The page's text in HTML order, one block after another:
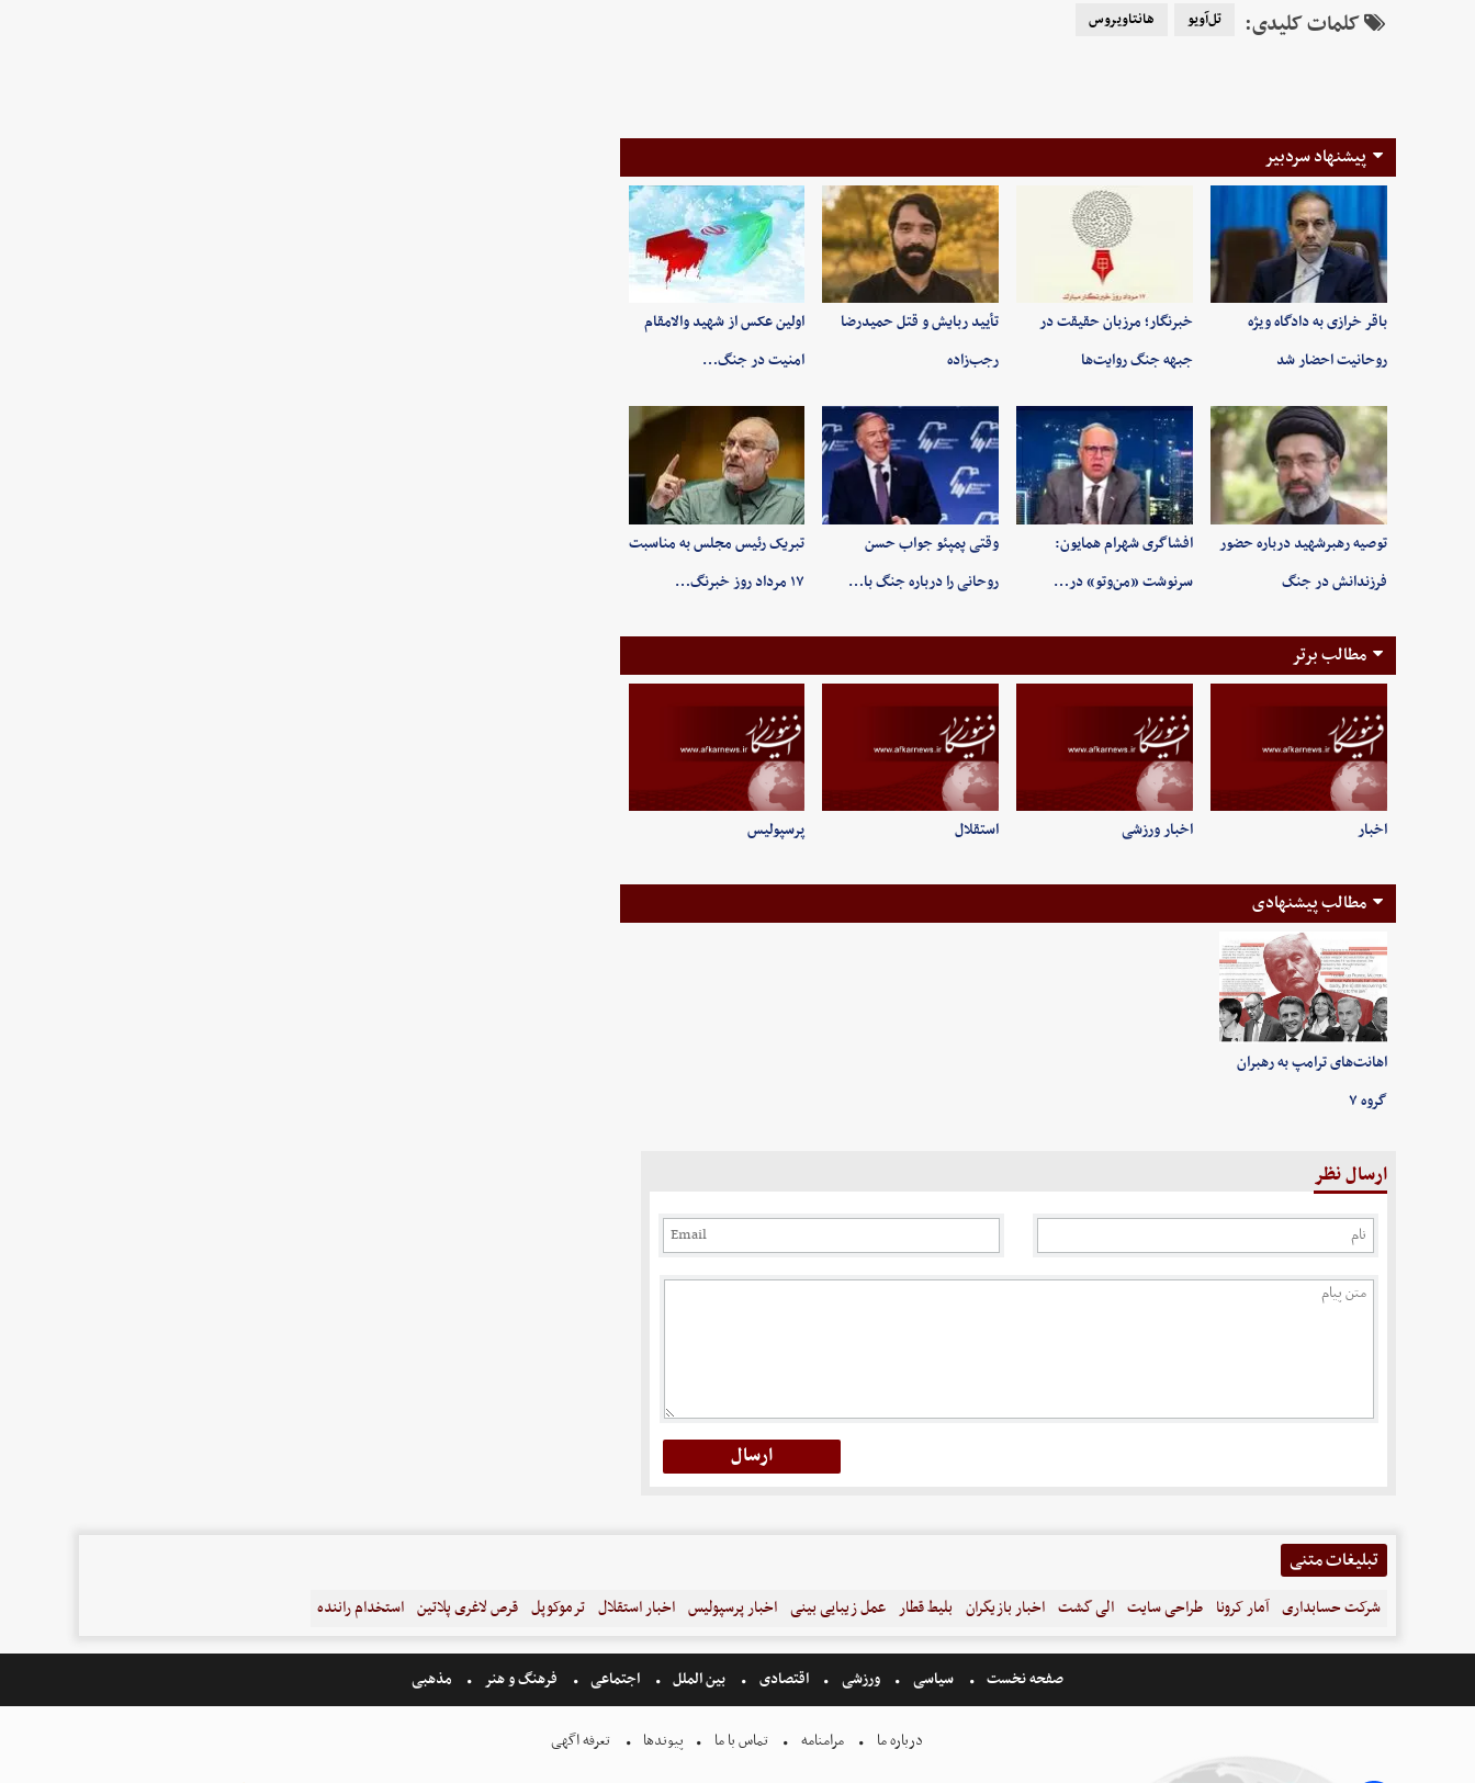
کلمات کلیدی: تل‌آویو هانتاویروس
پیشنهاد سردبیر
باقر خرازی به دادگاه ویژه
روحانیت احضار شد
خبرنگار؛ مرزبان حقیقت در
جبهه جنگ روایت‌ها
تأیید ربایش و قتل حمیدرضا
رجب‌زاده
اولین عکس از شهید والامقام
امنیت در جنگ…
توصیه رهبرشهید درباره حضور
فرزندانش در جنگ
افشاگری شهرام همایون:
سرنوشت «من‌وتو» در…
وقتی پمپئو جواب حسن
روحانی را درباره جنگ با…
تبریک رئیس مجلس به مناسبت
۱۷ مرداد روز خبرنگ…
مطالب برتر
اخبار اخبار ورزشی استقلال پرسپولیس
مطالب پیشنهادی
اهانت‌های ترامپ به رهبران
گروه ۷
ارسال نظر
تبلیغات متنی
شرکت حسابداری آمار کرونا طراحی سایت الی گشت اخبار بازیگران بلیط قطار عمل زیبایی بینی اخبار پرسپولیس اخبار استقلال ترموکوپل قرص لاغری پلاتین استخدام راننده
صفحه نخست سیاسی ورزشی اقتصادی بین الملل اجتماعی فرهنگ و هنر مذهبی
درباره ما مرامنامه تماس با ما پیوندها تعرفه اگهی